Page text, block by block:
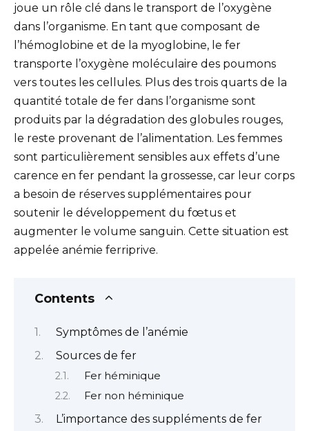
joue un rôle clé dans le transport de l’oxygène
dans l’organisme. En tant que composant de
l’hémoglobine et de la myoglobine, le fer
transporte l’oxygène moléculaire des poumons
vers toutes les cellules. Plus des trois quarts de la
quantité totale de fer dans l’organisme sont
produits par la dégradation des globules rouges,
le reste provenant de l’alimentation. Les femmes
sont particulièrement sensibles aux effets d’une
carence en fer pendant la grossesse, car leur corps
a besoin de réserves supplémentaires pour
soutenir le développement du fœtus et
augmenter le volume sanguin. Cette situation est
appelée anémie ferriprive.
Contents
Symptômes de l’anémie
Sources de fer
Fer héminique
Fer non héminique
L’importance des suppléments de fer